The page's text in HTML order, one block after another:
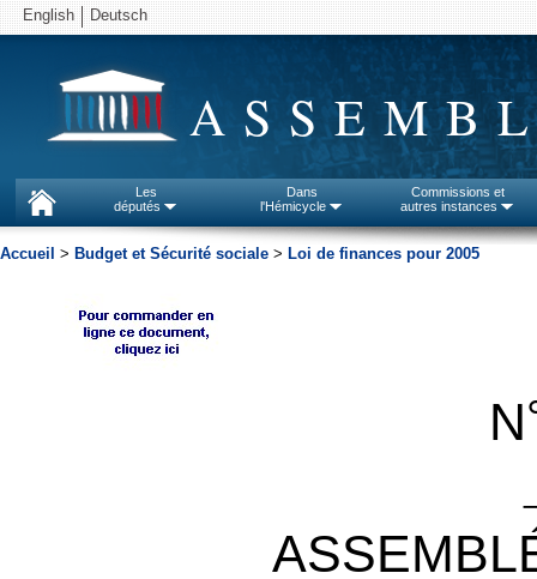
English Deutsch
Les
députés
Dans
l'Hémicycle
Commissions et
autres instances
Accueil > Budget et Sécurité sociale > Loi de finances pour 2005
N